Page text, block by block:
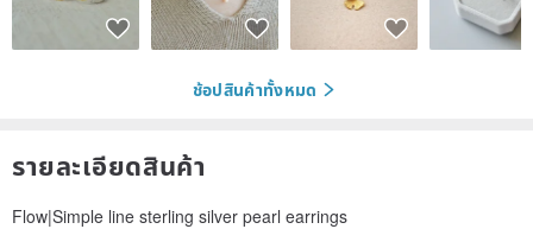
ช้อปสินค้าทั้งหมด
รายละเอียดสินค้า
Flow|Simple line sterling silver pearl earrings